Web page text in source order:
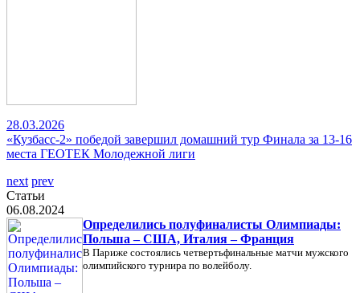
28.03.2026
«Кузбасс-2» победой завершил домашний тур Финала за 13-16
места ГЕОТЕК Молодежной лиги
next prev
Статьи
06.08.2024
Определились полуфиналисты Олимпиады:
Польша – США, Италия – Франция
В Париже состоялись четвертьфинальные матчи мужского
олимпийского турнира по волейболу.